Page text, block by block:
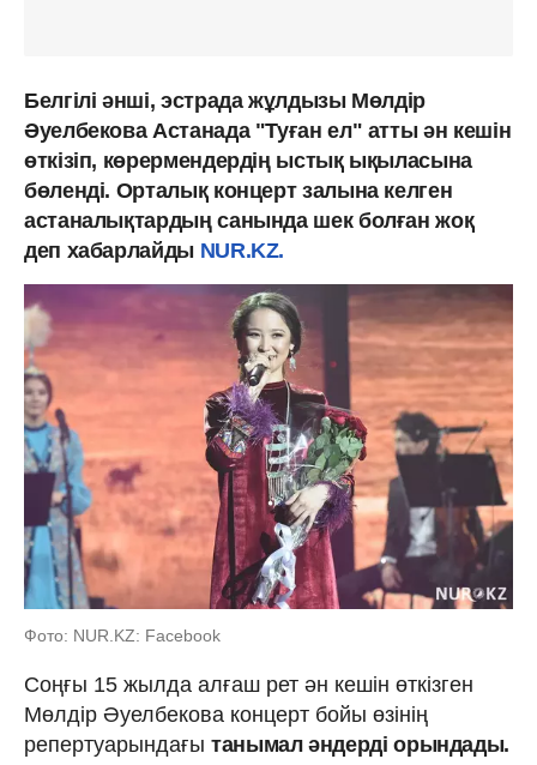
Белгілі әнші, эстрада жұлдызы Мөлдір
Әуелбекова Астанада "Туған ел" атты ән кешін
өткізіп, көрермендердің ыстық ықыласына
бөленді. Орталық концерт залына келген
астаналықтардың санында шек болған жоқ
деп хабарлайды NUR.KZ.
Фото: NUR.KZ: Facebook
Соңғы 15 жылда алғаш рет ән кешін өткізген
Мөлдір Әуелбекова концерт бойы өзінің
репертуарындағы танымал әндерді орындады.